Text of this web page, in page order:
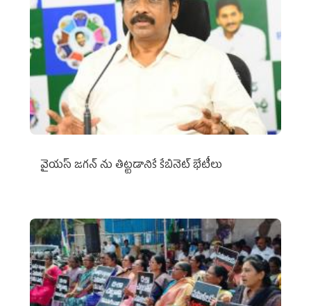
వైయ‌స్ జగన్‌ ను తిట్టడానికే కేబినెట్‌ భేటీలు